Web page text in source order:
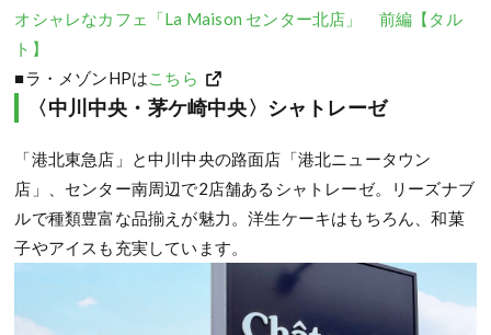
オシャレなカフェ「La Maison センター北店」 前編【タル
ト】
■ラ・メゾンHPはこちら
〈中川中央・茅ケ崎中央〉シャトレーゼ
「港北東急店」と中川中央の路面店「港北ニュータウン
店」、センター南周辺で2店舗あるシャトレーゼ。リーズナブ
ルで種類豊富な品揃えが魅力。洋生ケーキはもちろん、和菓
子やアイスも充実しています。